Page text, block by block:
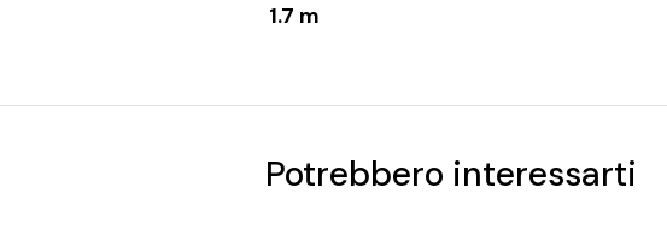
1.7 m
Potrebbero interessarti